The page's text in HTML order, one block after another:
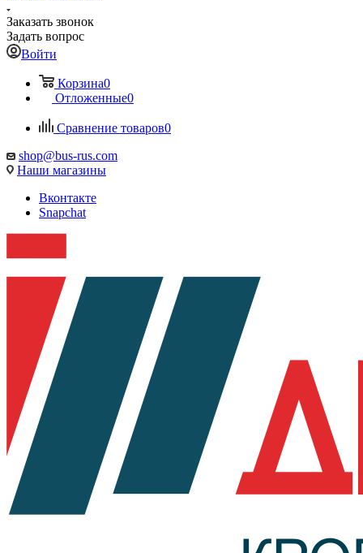
Заказать звонок
Задать вопрос
Войти
Корзина0
Отложенные0
Сравнение товаров0
shop@bus-rus.com
Наши магазины
Вконтакте
Snapchat